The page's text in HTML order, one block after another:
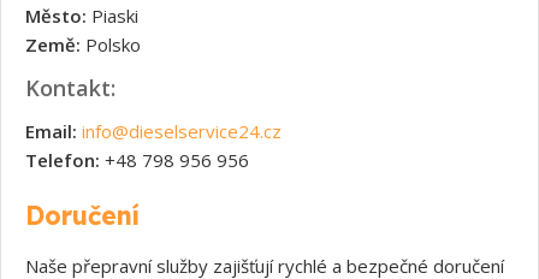
Město: Piaski
Země: Polsko
Kontakt:
Email: info@dieselservice24.cz
Telefon: +48 798 956 956
Doručení
Naše přepravní služby zajišťují rychlé a bezpečné doručení